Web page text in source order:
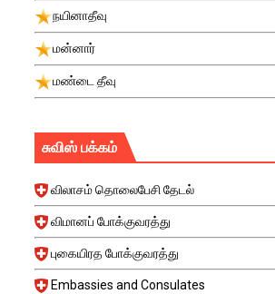
நயினாதீவு
மன்னார்
மண்டை தீவு
சுவிஸ் பக்கம்
விலாசம் தொலைபேசி தேடல்
விமானப் போக்குவரத்து
புகையிரத போக்குவரத்து
Embassies and Consulates